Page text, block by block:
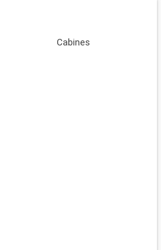
Cabines